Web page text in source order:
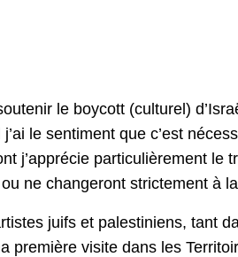
le boycott (culturel)
le sentiment que c’est
j’apprécie particulièrement
ne changeront strictement à
juifs et palestiniens, tant
première visite dans les